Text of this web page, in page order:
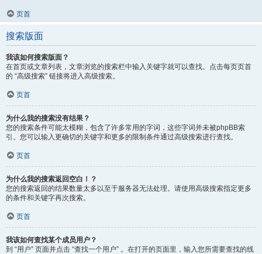
页首
搜索版面
我该如何搜索版面？
在首页或文章列表，文章浏览的搜索栏中输入关键字就可以查找。点击每页页首
的 “高级搜索” 链接将进入高级搜索。
页首
为什么我的搜索没有结果？
您的搜索条件可能太模糊，包含了许多常用的字词，这些字词并未被phpBB索
引。您可以输入更确切的关键字和更多的限制条件通过高级搜索进行查找。
页首
为什么我的搜索返回空白！？
您的搜索返回的结果数量太多以至于服务器无法处理。请使用高级搜索指定更多
的条件和关键字再次搜索。
页首
我该如何查找某个成员用户？
到 “用户” 页面并点击 “查找一个用户” 。在打开的页面里，输入您所需要查找的线